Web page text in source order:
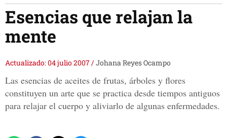
Esencias que relajan la
mente
Actualizado: 04 julio 2007/Johana Reyes Ocampo
Las esencias de aceites de frutas, árboles y flores
constituyen un arte que se practica desde tiempos antiguos
para relajar el cuerpo y aliviarlo de algunas enfermedades.